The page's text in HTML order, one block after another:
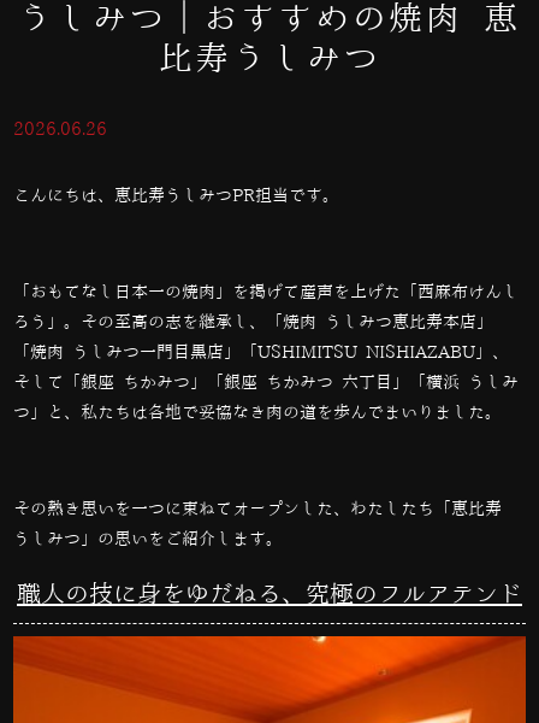
うしみつ｜おすすめの焼肉 恵
比寿うしみつ
2026.06.26
こんにちは、恵比寿うしみつPR担当です。
「おもてなし日本一の焼肉」を掲げて産声を上げた「西麻布けんし
ろう」。その至高の志を継承し、「焼肉 うしみつ恵比寿本店」
「焼肉 うしみつ一門目黒店」「USHIMITSU NISHIAZABU」、
そして「銀座 ちかみつ」「銀座 ちかみつ 六丁目」「横浜 うしみ
つ」と、私たちは各地で妥協なき肉の道を歩んでまいりました。
その熱き思いを一つに束ねてオープンした、わたしたち「恵比寿
うしみつ」の思いをご紹介します。
職人の技に身をゆだねる、究極のフルアテンド